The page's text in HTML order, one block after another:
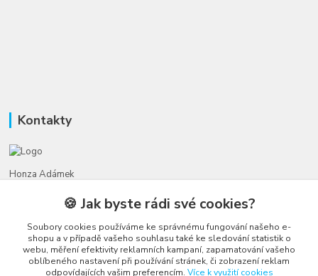
Kontakty
Honza Adámek
(Po-Ne, 9-21 hod.)
honza@autahracky.cz
🍪 Jak byste rádi své cookies?
Soubory cookies používáme ke správnému fungování našeho e-
shopu a v případě vašeho souhlasu také ke sledování statistik o
webu, měření efektivity reklamních kampaní, zapamatování vašeho
oblíbeného nastavení při používání stránek, či zobrazení reklam
odpovídajících vašim preferencím. Více k využití cookies